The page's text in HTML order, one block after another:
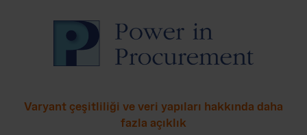
Varyant çeşitliliği ve veri yapıları hakkında daha
fazla açıklık